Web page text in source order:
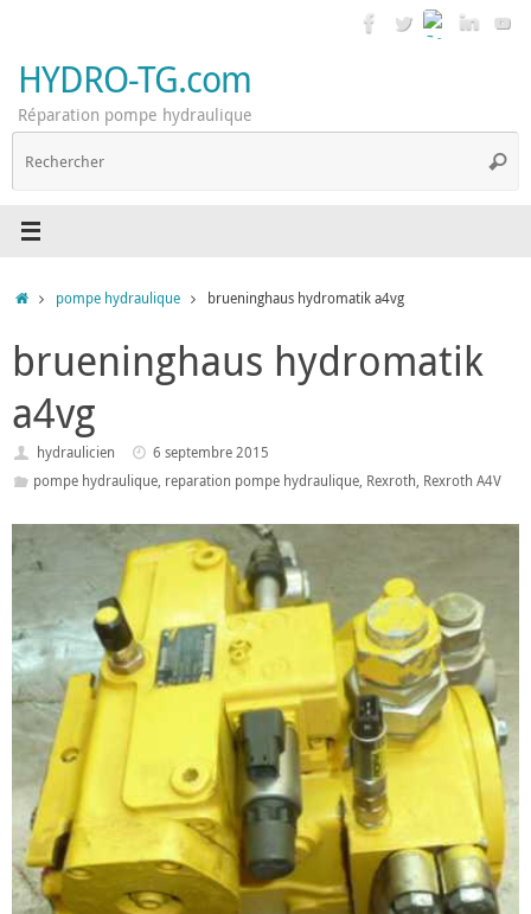
contenu
HYDRO-TG.com
Réparation pompe hydraulique
Accueilpompe hydraulique brueninghaus hydromatik a4vg
brueninghaus hydromatik
a4vg
hydraulicien
6 septembre 2015
pompe hydraulique, reparation pompe hydraulique, Rexroth, Rexroth A4V